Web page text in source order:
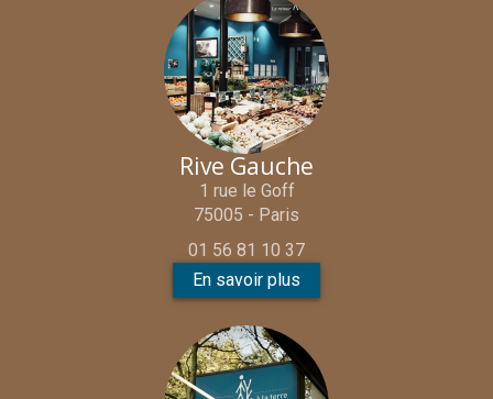
Rive Gauche
1 rue le Goff
75005 - Paris
01 56 81 10 37
En savoir plus